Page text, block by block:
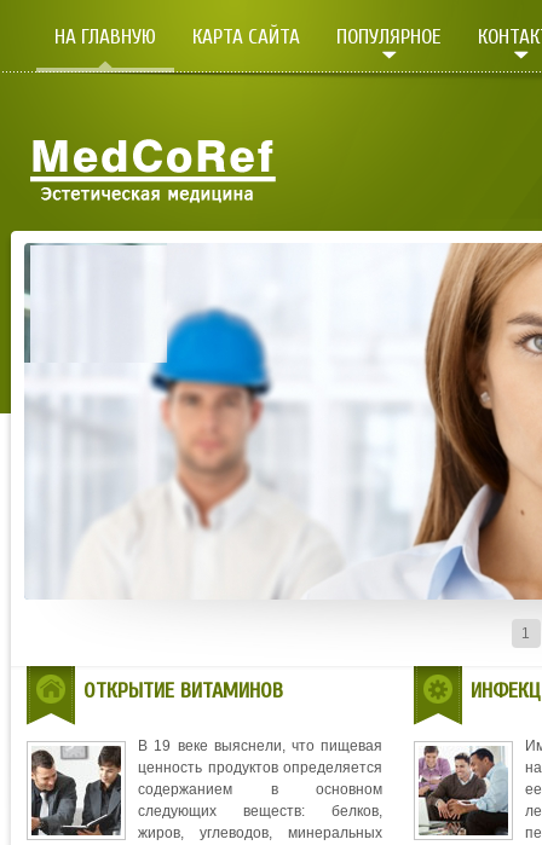
НА ГЛАВНУЮ КАРТА САЙТА ПОПУЛЯРНОЕ
1
ОТКРЫТИЕ ВИТАМИНОВ
В 19 веке выяснели, что пищевая
ценность продуктов определяется
содержанием в основном
следующих веществ: белков,
жиров, углеводов, минеральных